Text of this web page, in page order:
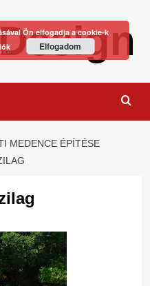
MEDENCE ÉPÍTÉSE
Ön elfogadja a cookie-k
Elfogadom